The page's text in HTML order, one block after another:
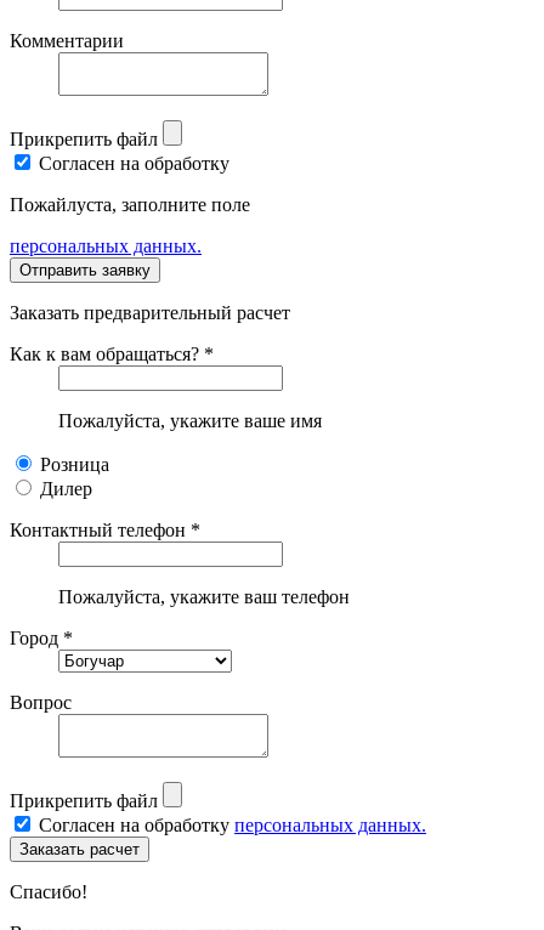
Комментарии
Прикрепить файл
Согласен на обработку
Пожайлуста, заполните поле
персональных данных.
Заказать предварительный расчет
Как к вам обращаться? *
Пожалуйста, укажите ваше имя
Розница
Дилер
Контактный телефон *
Пожалуйста, укажите ваш телефон
Город *
Вопрос
Прикрепить файл
Согласен на обработку персональных данных.
Спасибо!